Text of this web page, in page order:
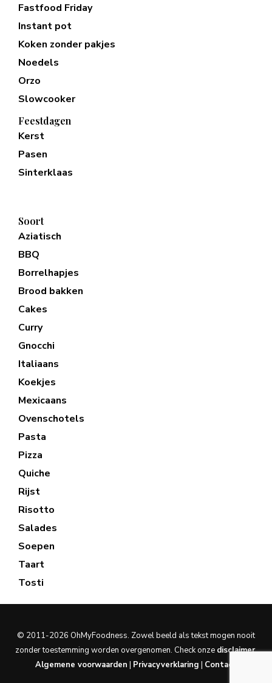
Fastfood Friday
Instant pot
Koken zonder pakjes
Noedels
Orzo
Slowcooker
Feestdagen
Kerst
Pasen
Sinterklaas
Soort
Aziatisch
BBQ
Borrelhapjes
Brood bakken
Cakes
Curry
Gnocchi
Italiaans
Koekjes
Mexicaans
Ovenschotels
Pasta
Pizza
Quiche
Rijst
Risotto
Salades
Soepen
Taart
Tosti
© 2011-2026 OhMyFoodness. Zowel beeld als tekst mogen nooit
zonder toestemming worden overgenomen. Check onze disclaimer.
Algemene voorwaarden | Privacyverklaring | Contact